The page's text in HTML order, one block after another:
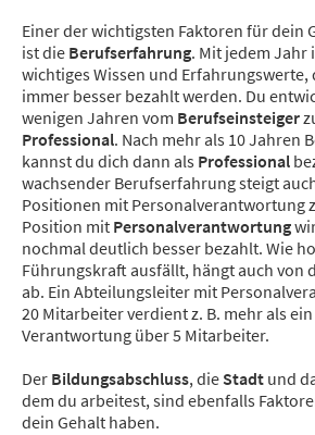
Einer der wichtigsten Faktoren für dein
ist die Berufserfahrung. Mit jedem Jahr
wichtiges Wissen und Erfahrungswerte,
immer besser bezahlt werden. Du
wenigen Jahren vom Berufseinsteiger
Professional. Nach mehr als 10 Jahren
kannst du dich dann als Professional
wachsender Berufserfahrung steigt
Positionen mit Personalverantwortung
Position mit Personalverantwortung
nochmal deutlich besser bezahlt. Wie
Führungskraft ausfällt, hängt auch von
ab. Ein Abteilungsleiter mit
20 Mitarbeiter verdient z. B. mehr als
Verantwortung über 5 Mitarbeiter.
Der Bildungsabschluss, die Stadt und
dem du arbeitest, sind ebenfalls
dein Gehalt haben.